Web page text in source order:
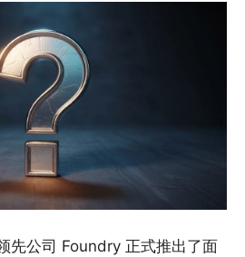
先公司 Foundry 正式推出了面